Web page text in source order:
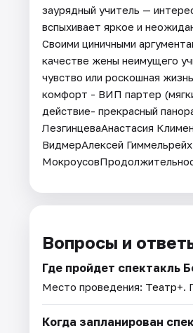
заурядный учитель —
вспыхивает яркое и
Своими циничными
качестве жены неимущего
чувство или роскошная
комфорт - ВИП партер
действие- прекрасный
ЛезгинцеваАнастасия
ВидмерАлексей
Вопросы и
Где пройдет спектакль
Место проведения: Театр+.
Когда запланирован